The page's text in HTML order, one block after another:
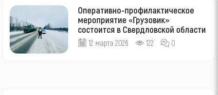
Оперативно-профилактическое
мероприятие «Грузовик»
состоится в Свердловской области
12 марта 2026 122 0